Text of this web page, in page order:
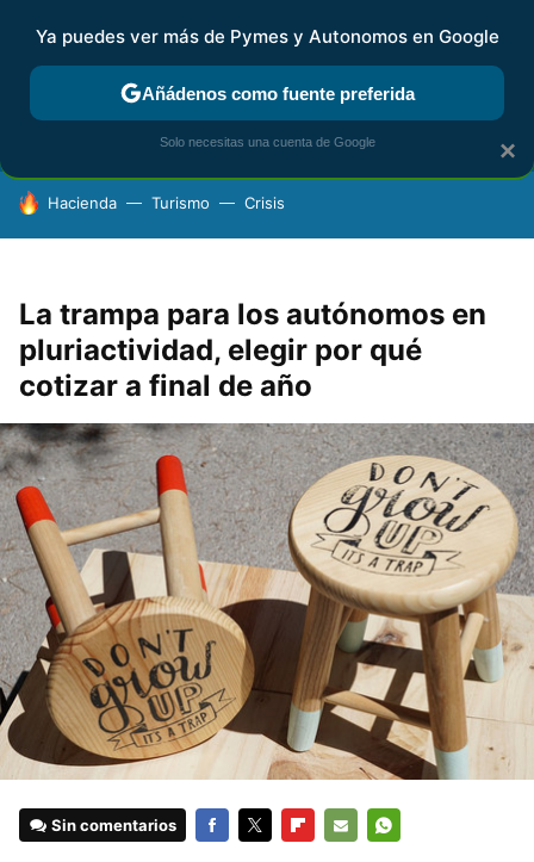
FISCALIDAD Y CONTABILIDAD KIT DIGITAL RENTA
HOY SE HABLA DE
Hacienda Turismo Crisis
La trampa para los autónomos en
pluriactividad, elegir por qué
cotizar a final de año
Sin comentarios
×
Ya puedes ver más de Pymes y Autonomos en Google
Añádenos como fuente preferida
Solo necesitas una cuenta de Google